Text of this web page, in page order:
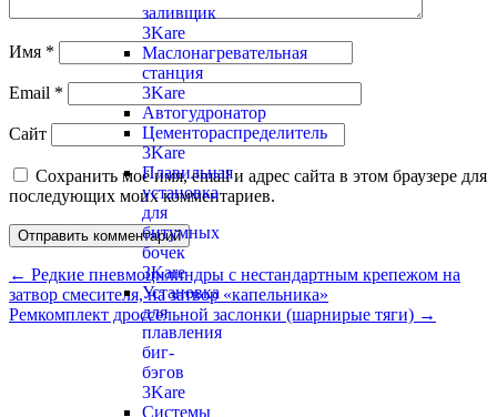
заливщик
3Kare
Маслонагревательная
станция
3Kare
Автогудронатор
Цементораспределитель
3Kare
Плавильная
установка
для
битумных
бочек
3Kare
Установка
для
плавления
биг-
бэгов
3Kare
Системы
Имя *
Email *
Сайт
Сохранить моё имя, email и адрес сайта в этом браузере для
последующих моих комментариев.
← Редкие пневмоцилиндры с нестандартным крепежом на
затвор смесителя, на затвор «капельника»
Ремкомплект дроссельной заслонки (шарнирые тяги) →